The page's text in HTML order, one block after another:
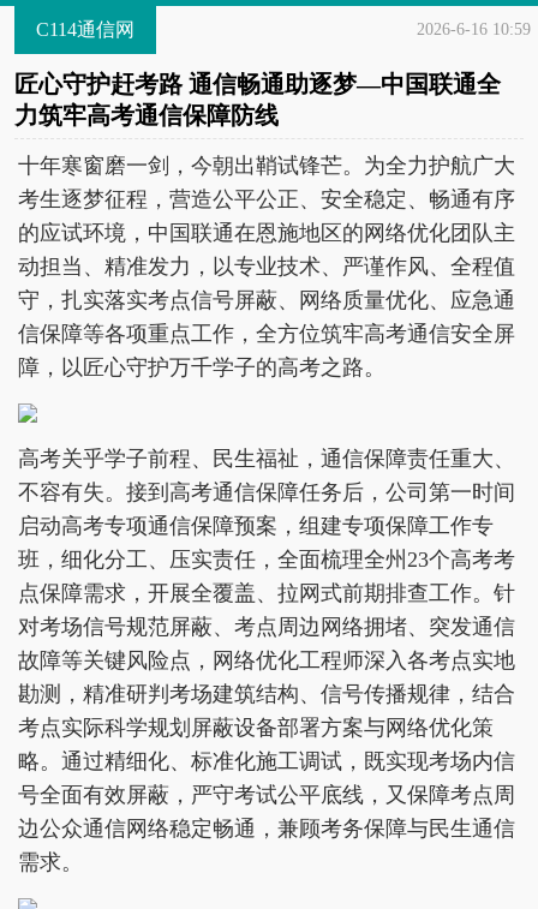
C114通信网 2026-6-16 10:59
匠心守护赶考路 通信畅通助逐梦—中国联通全
力筑牢高考通信保障防线
十年寒窗磨一剑，今朝出鞘试锋芒。为全力护航广大
考生逐梦征程，营造公平公正、安全稳定、畅通有序
的应试环境，中国联通在恩施地区的网络优化团队主
动担当、精准发力，以专业技术、严谨作风、全程值
守，扎实落实考点信号屏蔽、网络质量优化、应急通
信保障等各项重点工作，全方位筑牢高考通信安全屏
障，以匠心守护万千学子的高考之路。
高考关乎学子前程、民生福祉，通信保障责任重大、
不容有失。接到高考通信保障任务后，公司第一时间
启动高考专项通信保障预案，组建专项保障工作专
班，细化分工、压实责任，全面梳理全州23个高考考
点保障需求，开展全覆盖、拉网式前期排查工作。针
对考场信号规范屏蔽、考点周边网络拥堵、突发通信
故障等关键风险点，网络优化工程师深入各考点实地
勘测，精准研判考场建筑结构、信号传播规律，结合
考点实际科学规划屏蔽设备部署方案与网络优化策
略。通过精细化、标准化施工调试，既实现考场内信
号全面有效屏蔽，严守考试公平底线，又保障考点周
边公众通信网络稳定畅通，兼顾考务保障与民生通信
需求。